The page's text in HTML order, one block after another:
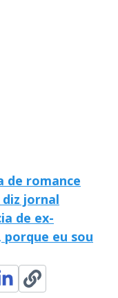
de romance
jornal
de ex-
eu sou